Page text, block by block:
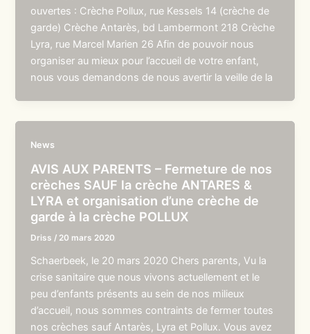
ouvertes : Crèche Pollux, rue Kessels 14 (crèche de
garde) Crèche Antarès, bd Lambermont 218 Crèche
Lyra, rue Marcel Marien 26 Afin de pouvoir nous
organiser au mieux pour l’accueil de votre enfant,
nous vous demandons de nous avertir la veille de la
News
AVIS AUX PARENTS – Fermeture de nos
crèches SAUF la crèche ANTARES &
LYRA et organisation d’une crèche de
garde à la crèche POLLUX
Driss / 20 mars 2020
Schaerbeek, le 20 mars 2020 Chers parents, Vu la
crise sanitaire que nous vivons actuellement et le
peu d’enfants présents au sein de nos milieux
d’accueil, nous sommes contraints de fermer toutes
nos crèches sauf Antarès, Lyra et Pollux. Vous avez